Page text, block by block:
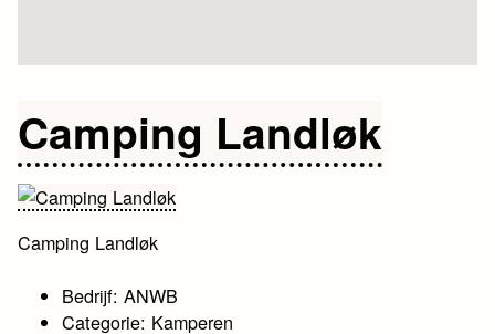
Camping Landløk
Camping Landløk
Bedrijf: ANWB
Categorie: Kamperen